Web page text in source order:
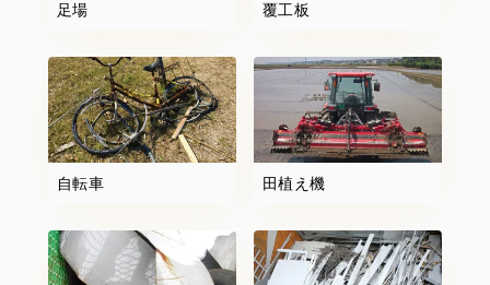
足場 覆工板
自転車 田植え機